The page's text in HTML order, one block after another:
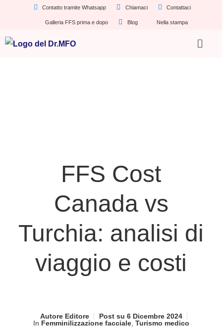
Contatto tramite Whatsapp Chiamaci Contattaci
Galleria FFS prima e dopo Blog Nella stampa
FFS Cost
Canada vs
Turchia: analisi di
viaggio e costi
AutoreEditore Post su 6 Dicembre 2024
In Femminilizzazione facciale, Turismo medico